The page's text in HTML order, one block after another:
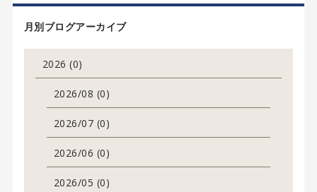
月別ブログアーカイブ
2026 (0)
2026/08 (0)
2026/07 (0)
2026/06 (0)
2026/05 (0)